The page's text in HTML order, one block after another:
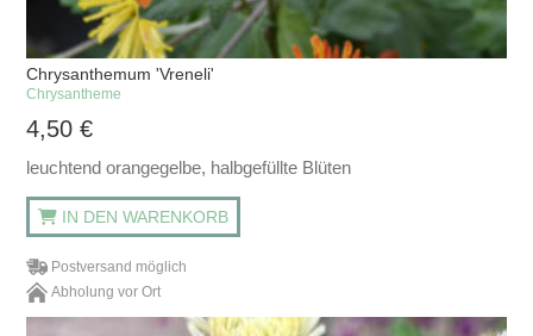
Chrysanthemum 'Vreneli'
Chrysantheme
4,50€
leuchtend orangegelbe, halbgefüllte Blüten
IN DEN WARENKORB
Postversand möglich
Abholung vor Ort